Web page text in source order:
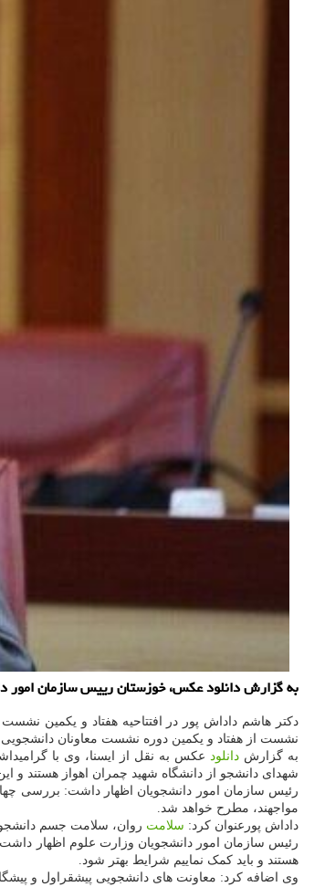
به گزارش دانلود عکس، خوزستان رییس سازمان امور
دکتر هاشم داداش پور در افتتاحیه هفتاد و یکمین
نشست از هفتاد و یکمین دوره نشست معاونان
به گزارش دانلودعکس به نقل از ایسنا، وی با
شهدای دانشجو از دانشگاه شهید چمران اهواز هستند و
رئیس سازمان امور دانشجویان اظهار داشت: بررسی
مواجهند، مطرح خواهد شد.
داداش پورعنوان کرد: سلامت روان، سلامت جسم
رئیس سازمان امور دانشجویان وزارت علوم اظهار داشت:
هستند و باید کمک نماییم شرایط بهتر شود.
وی اضافه کرد: معاونت های دانشجویی پیشقراول و